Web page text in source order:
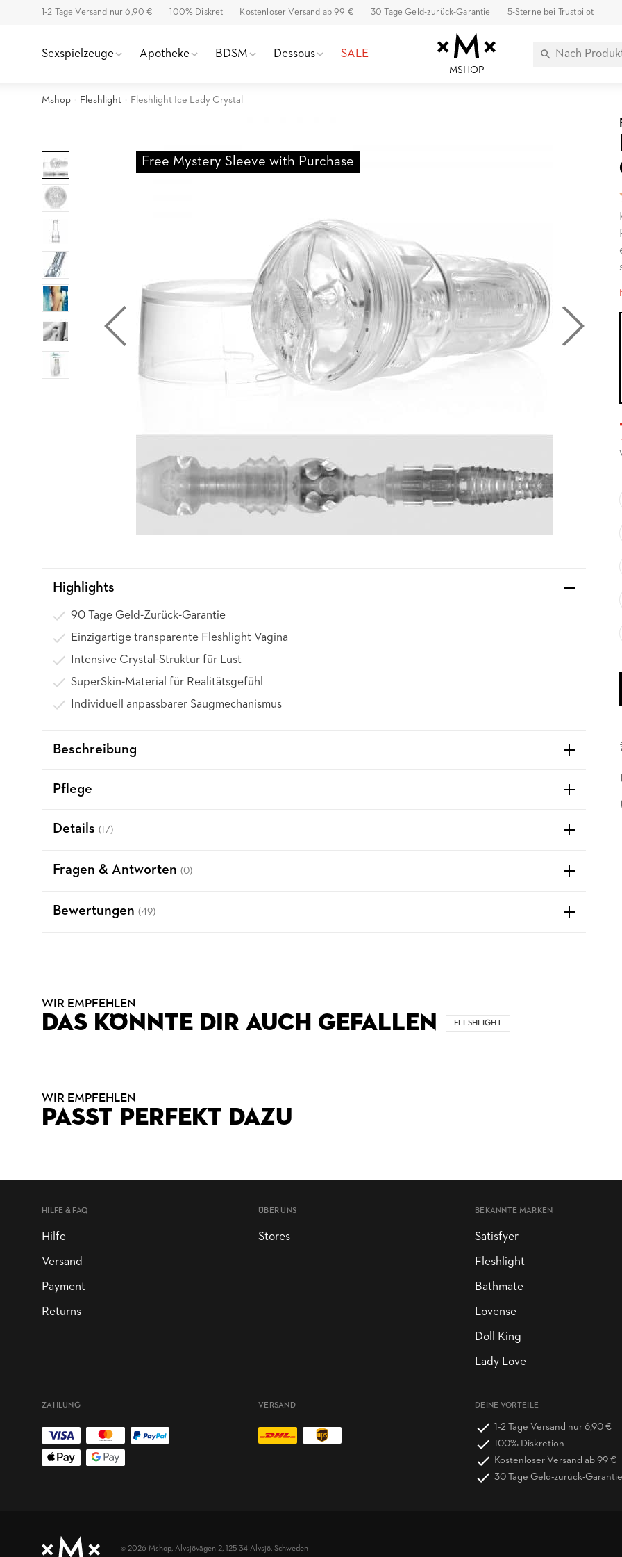
1-2 Tage Versand nur 6,90 € 100% Diskret Kostenloser Versand ab 99 € 30 Tage Geld-zurück-Garantie 5-Sterne bei Trustpilot
Sexspielzeuge Apotheke BDSM Dessous SALE
MSHOP
Mshop Fleshlight Fleshlight Ice Lady Crystal
Free Mystery Sleeve with Purchase
Highlights
90 Tage Geld-Zurück-Garantie
Einzigartige transparente Fleshlight Vagina
Intensive Crystal-Struktur für Lust
SuperSkin-Material für Realitätsgefühl
Individuell anpassbarer Saugmechanismus
Beschreibung
Pflege
Details (17)
Fragen & Antworten (0)
Bewertungen (49)
WIR EMPFEHLEN
DAS KÖNNTE DIR AUCH GEFALLEN FLESHLIGHT
WIR EMPFEHLEN
PASST PERFEKT DAZU
HILFE & FAQ
Hilfe
Versand
Payment
Returns
ÜBER UNS
Stores
BEKANNTE MARKEN
Satisfyer
Fleshlight
Bathmate
Lovense
Doll King
Lady Love
DEINE VORTEILE
1-2 Tage Versand nur 6,90 €
100% Diskretion
Kostenloser Versand ab 99 €
30 Tage Geld-zurück-Garantie
ZAHLUNG VERSAND
© 2026 Mshop, Älvsjövägen 2, 125 34 Älvsjö, Schweden